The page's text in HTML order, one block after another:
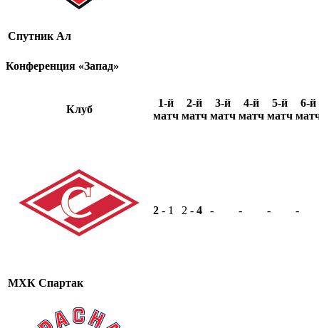
Спутник Ал
Конференция «Запад»
Клуб
1-й
матч
2-й
матч
3-й
матч
4-й
матч
5-й
матч
6-й
МХК Спартак
2 - 1 2 - 4 - - - -